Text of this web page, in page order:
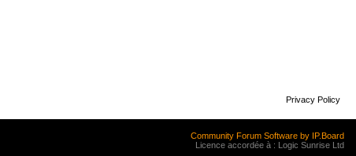
Privacy Policy
Community Forum Software by IP.Board
Licence accordée à : Logic Sunrise Ltd